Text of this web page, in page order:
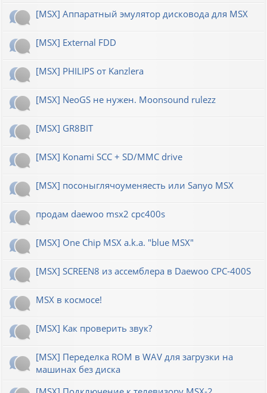
[MSX] Аппаратный эмулятор дисковода для MSX
[MSX] External FDD
[MSX] PHILIPS от Kanzlera
[MSX] NeoGS не нужен. Moonsound rulezz
[MSX] GR8BIT
[MSX] Konami SCC + SD/MMC drive
[MSX] посоныглячоуменяесть или Sanyo MSX
продам daewoo msx2 cpc400s
[MSX] One Chip MSX a.k.a. "blue MSX"
[MSX] SCREEN8 из ассемблера в Daewoo CPC-400S
MSX в космосе!
[MSX] Как проверить звук?
[MSX] Переделка ROM в WAV для загрузки на
машинах без диска